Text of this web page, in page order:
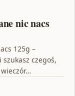
nic nacs
125g –
czegoś,